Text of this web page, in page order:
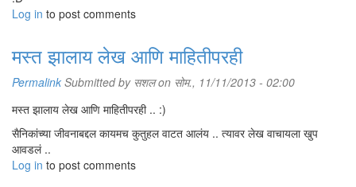
Log in to post comments
मस्त झालाय लेख आणि माहितीपरही
Permalink Submitted by सशलon सोम., 11/11/2013 - 02:00
मस्त झालाय लेख आणि माहितीपरही .. :)
सैनिकांच्या जीवनाबद्दल कायमच कुतुहल वाटत आलंय .. त्यावर लेख वाचायला खुप
आवडलं ..
Log in to post comments